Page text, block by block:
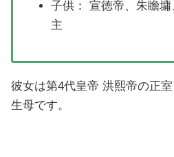
子供： 宣徳帝、朱瞻
主
彼女は第4代皇帝 洪熙帝の正
生母です。